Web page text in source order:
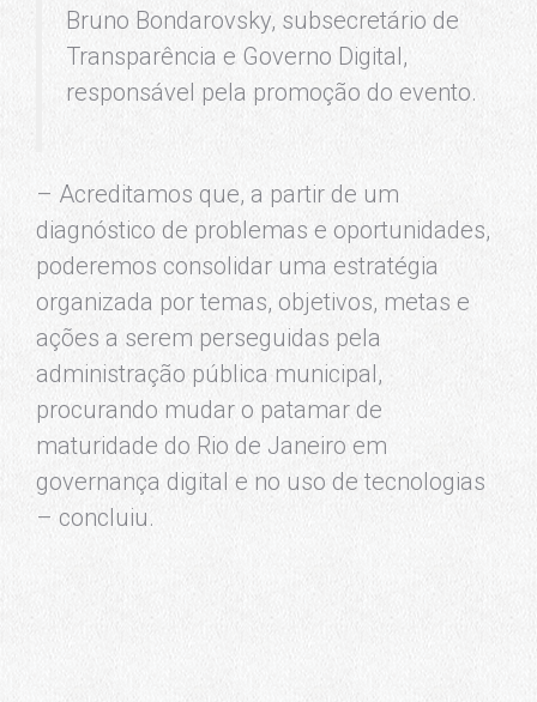
Bruno Bondarovsky, subsecretário de
Transparência e Governo Digital,
responsável pela promoção do evento.
– Acreditamos que, a partir de um
diagnóstico de problemas e oportunidades,
poderemos consolidar uma estratégia
organizada por temas, objetivos, metas e
ações a serem perseguidas pela
administração pública municipal,
procurando mudar o patamar de
maturidade do Rio de Janeiro em
governança digital e no uso de tecnologias
– concluiu.